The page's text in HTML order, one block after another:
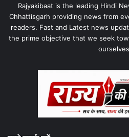
Rajyakibaat is the leading Hindi
Chhattisgarh providing news from
readers. Fast and Latest news
the prime objective that we seek